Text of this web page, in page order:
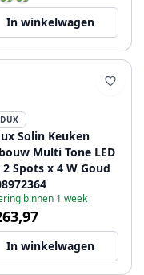
In winkelwagen
Solin Keuken
Multi Tone LED
2 Spots x 4 W Goud
binnen 1 week
In winkelwagen